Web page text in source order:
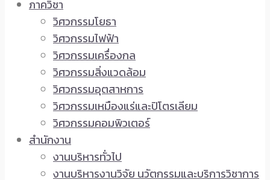
ภาควิชา
วิศวกรรมโยธา
วิศวกรรมไฟฟ้า
วิศวกรรมเครื่องกล
วิศวกรรมสิ่งแวดล้อม
วิศวกรรมอุตสาหการ
วิศวกรรมเหมืองแร่และปิโตรเลียม
วิศวกรรมคอมพิวเตอร์
สำนักงาน
งานบริหารทั่วไป
งานบริหารงานวิจัย นวัตกรรมและบริการวิชาการ